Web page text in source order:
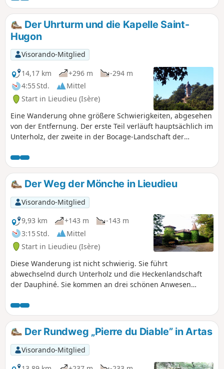
Der Uhrturm und die Kapelle Saint-
Hugon
Visorando-Mitglied
14,17 km
+296 m
-294 m
4:55 Std.
Mittel
Start in Lieudieu (Isère)
Eine Wanderung ohne größere Schwierigkeiten, abgesehen
von der Entfernung. Der erste Teil verläuft hauptsächlich im
Unterholz, der zweite in der Bocage-Landschaft der
zum Uhrturm und zur beeindruckenden Kapelle Saint-
Hugon.
Der Weg der Mönche in Lieudieu
Visorando-Mitglied
9,93 km
+143 m
-143 m
3:15 Std.
Mittel
Start in Lieudieu (Isère)
Diese Wanderung ist nicht schwierig. Sie führt
abwechselnd durch Unterholz und die Heckenlandschaft
der Dauphiné. Sie kommen an drei schönen Anwesen
Bonnevaux und dem Schloss Avril (oder d'Arzay) sowie
einigen Teichen.
Der Rundweg „Pierre du Diable” in Artas
Visorando-Mitglied